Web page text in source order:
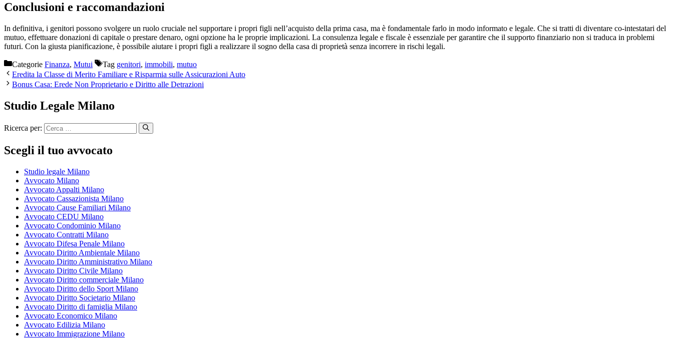
Conclusioni e raccomandazioni
In definitiva, i genitori possono svolgere un ruolo cruciale nel supportare i propri figli nell’acquisto della prima casa, ma è fondamentale farlo in modo informato e legale. Che si tratti di diventare co-intestatari del
mutuo, effettuare donazioni di capitale o prestare denaro, ogni opzione ha le proprie implicazioni. La consulenza legale e fiscale è essenziale per garantire che il supporto finanziario non si traduca in problemi
futuri. Con la giusta pianificazione, è possibile aiutare i propri figli a realizzare il sogno della casa di proprietà senza incorrere in rischi legali.
Categorie Finanza, Mutui Tag genitori, immobili, mutuo
Eredita la Classe di Merito Familiare e Risparmia sulle Assicurazioni Auto
Bonus Casa: Erede Non Proprietario e Diritto alle Detrazioni
Studio Legale Milano
Ricerca per:
Scegli il tuo avvocato
Studio legale Milano
Avvocato Milano
Avvocato Appalti Milano
Avvocato Cassazionista Milano
Avvocato Cause Familiari Milano
Avvocato CEDU Milano
Avvocato Condominio Milano
Avvocato Contratti Milano
Avvocato Difesa Penale Milano
Avvocato Diritto Ambientale Milano
Avvocato Diritto Amministrativo Milano
Avvocato Diritto Civile Milano
Avvocato Diritto commerciale Milano
Avvocato Diritto dello Sport Milano
Avvocato Diritto Societario Milano
Avvocato Diritto di famiglia Milano
Avvocato Economico Milano
Avvocato Edilizia Milano
Avvocato Immigrazione Milano